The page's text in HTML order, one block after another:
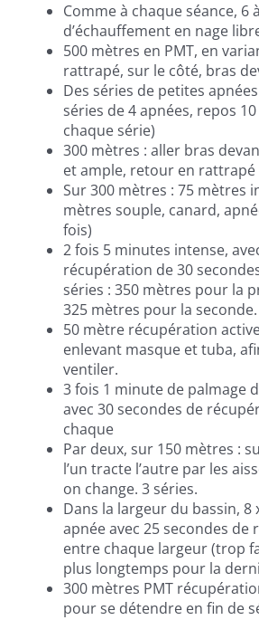
Comme à chaque séance, 6
d’échauffement en nage
500 mètres en PMT, en
rattrapé, sur le côté, bras
Des séries de petites
séries de 4 apnées, repos
chaque série)
300 mètres : aller bras
et ample, retour en
Sur 300 mètres : 75 mètres
mètres souple, canard,
fois)
2 fois 5 minutes intense,
récupération de 30
séries : 350 mètres pour la
325 mètres pour la seconde.
50 mètre récupération
enlevant masque et tuba,
ventiler.
3 fois 1 minute de palmage
avec 30 secondes de
chaque
Par deux, sur 150 mètres :
l’un tracte l’autre par les
on change. 3 séries.
Dans la largeur du bassin, 8
apnée avec 25 secondes de
entre chaque largeur (trop
plus longtemps pour la
300 mètres PMT
pour se détendre en fin de